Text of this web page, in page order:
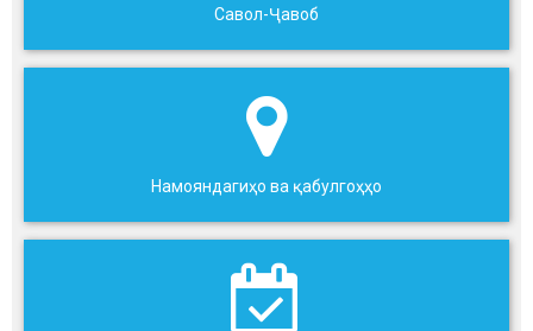
Савол-Ҷавоб
Намояндагиҳо ва қабулгоҳҳо